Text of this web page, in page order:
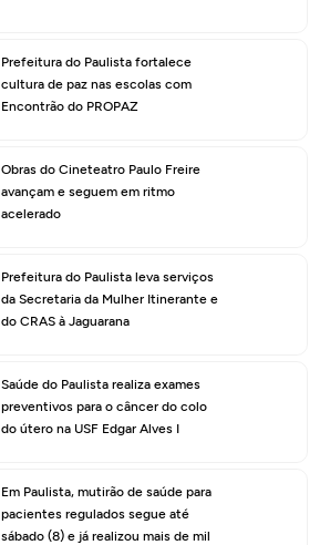
Prefeitura do Paulista fortalece
cultura de paz nas escolas com
Encontrão do PROPAZ
Obras do Cineteatro Paulo Freire
avançam e seguem em ritmo
acelerado
Prefeitura do Paulista leva serviços
da Secretaria da Mulher Itinerante e
do CRAS à Jaguarana
Saúde do Paulista realiza exames
preventivos para o câncer do colo
do útero na USF Edgar Alves I
Em Paulista, mutirão de saúde para
pacientes regulados segue até
sábado (8) e já realizou mais de mil